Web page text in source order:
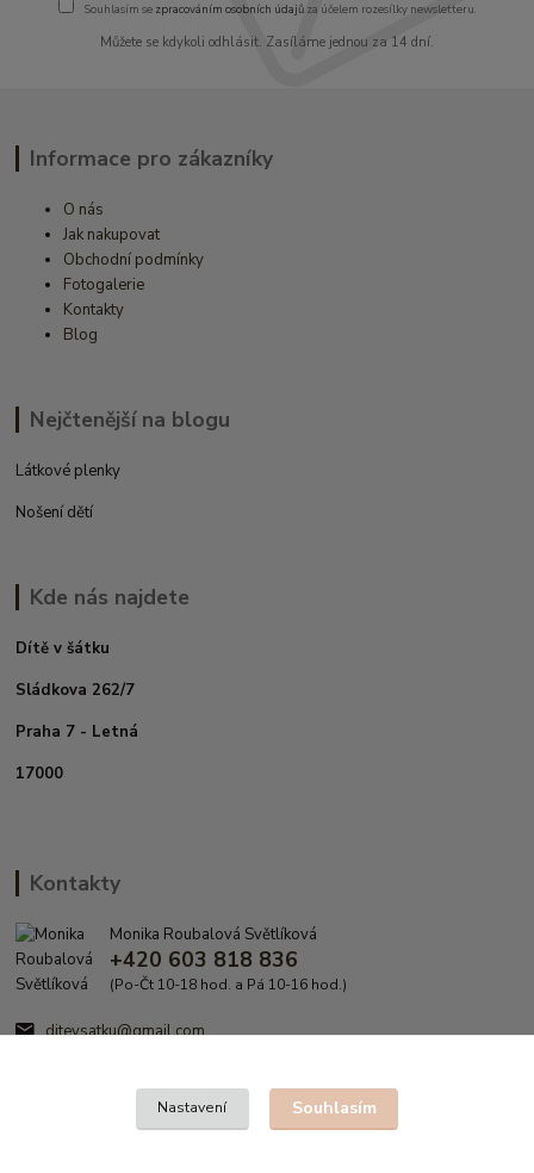
Souhlasím se zpracováním osobních údajůza účelem rozesílky newsletteru.
Můžete se kdykoli odhlásit. Zasíláme jednou za 14 dní.
Informace pro zákazníky
O nás
Jak nakupovat
Obchodní podmínky
Fotogalerie
Kontakty
Blog
Nejčtenější na blogu
Látkové plenky
Nošení dětí
Kde nás najdete
Dítě v šátku
Sládkova 262/7
Praha 7 - Letná
17000
Kontakty
Monika Roubalová Světlíková
+420 603 818 836
(Po-Čt 10-18 hod. a Pá 10-16 hod.)
ditevsatku@gmail.com
Nastavení Souhlasím